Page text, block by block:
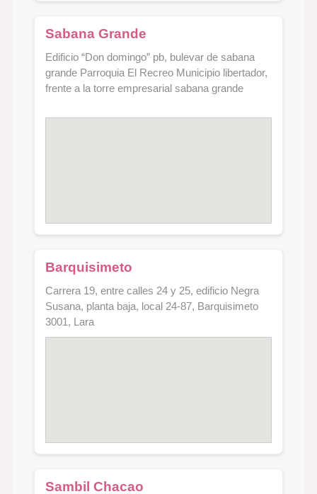
Sabana Grande
Edificio “Don domingo” pb, bulevar de sabana
grande Parroquia El Recreo Municipio libertador,
frente a la torre empresarial sabana grande
Barquisimeto
Carrera 19, entre calles 24 y 25, edificio Negra
Susana, planta baja, local 24-87, Barquisimeto
3001, Lara
Sambil Chacao